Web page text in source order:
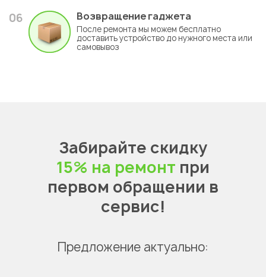
06 Возвращение гаджета
После ремонта мы можем бесплатно
доставить устройство до нужного места или
самовывоз
Забирайте скидку
15% на ремонт при
первом обращении в
сервис!
Предложение актуально: